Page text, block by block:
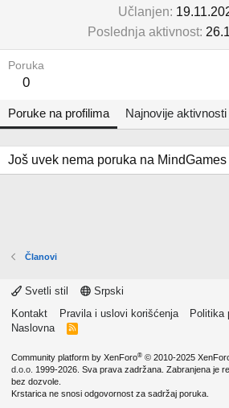
Učlanjen
Poslednja aktivnost
Poruka
0
Poruke na profilima Najnovije aktivnosti
Još uvek nema poruka na MindGames
Članovi
Svetli stil
Srpski
Kontakt
Pravila i uslovi korišćenja Politika
Naslovna
R
Community platform by XenForo® © 2010-2025
d.o.o. 1999-2026. Sva prava zadržana. Zabranjena je
bez dozvole.
Krstarica ne snosi odgovornost za sadržaj poruka.